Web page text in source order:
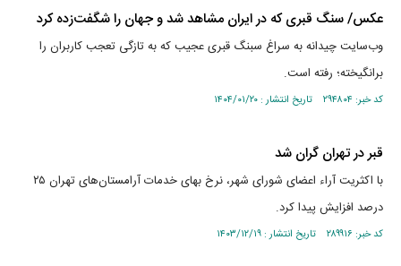
عکس/ سنگ قبری که در ایران مشاهد شد و جهان را شگفت‌زده کرد
وب‌سایت چیدانه به سراغ سبنگ قبری عجیب که به تازگی تعجب کاربران را
برانگیخته؛ رفته است.
کد خبر: ۲۹۴۸۰۴ تاریخ انتشار : ۱۴۰۴/۰۱/۲۰
قبر در تهران گران شد
با اکثریت آراء اعضای شورای شهر، نرخ بهای خدمات آرامستان‌های تهران ۲۵
درصد افزایش پیدا کرد.
کد خبر: ۲۸۹۹۱۶ تاریخ انتشار : ۱۴۰۳/۱۲/۱۹